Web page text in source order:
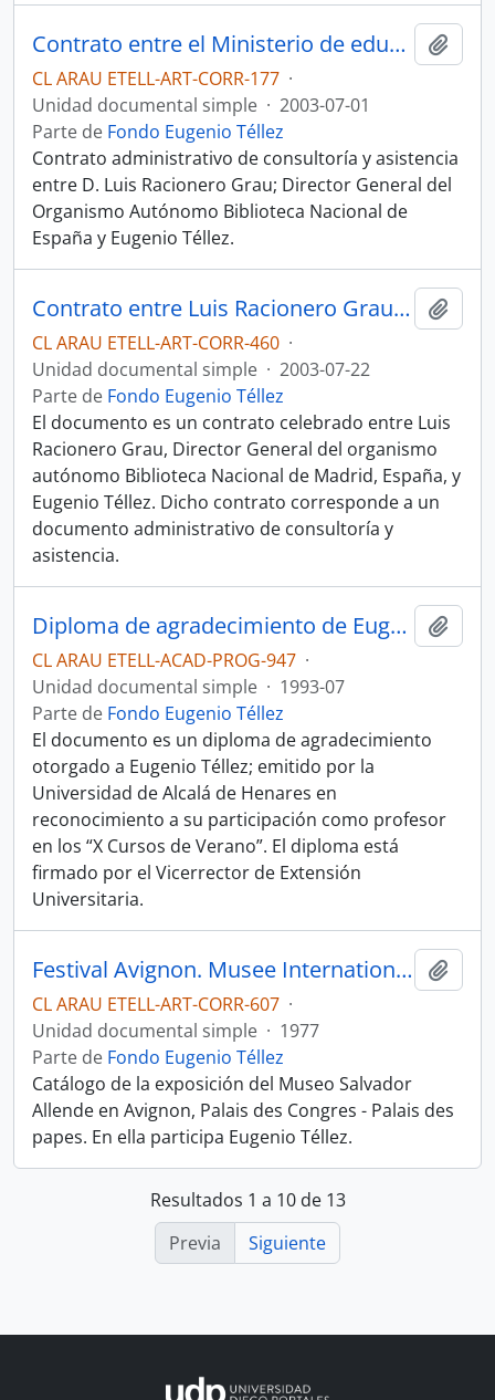
Contrato entre el Ministerio de educación, cultura y deporte, y Téllez.
CL ARAU ETELL-ART-CORR-177 ·
Unidad documental simple · 2003-07-01
Parte de Fondo Eugenio Téllez
Contrato administrativo de consultoría y asistencia
entre D. Luis Racionero Grau; Director General del
Organismo Autónomo Biblioteca Nacional de
España y Eugenio Téllez.
Contrato entre Luis Racionero Grau y Eugenio Téllez.
CL ARAU ETELL-ART-CORR-460 ·
Unidad documental simple · 2003-07-22
Parte de Fondo Eugenio Téllez
El documento es un contrato celebrado entre Luis
Racionero Grau, Director General del organismo
autónomo Biblioteca Nacional de Madrid, España, y
Eugenio Téllez. Dicho contrato corresponde a un
documento administrativo de consultoría y
asistencia.
Diploma de agradecimiento de Eugenio Téllez.
CL ARAU ETELL-ACAD-PROG-947 ·
Unidad documental simple · 1993-07
Parte de Fondo Eugenio Téllez
El documento es un diploma de agradecimiento
otorgado a Eugenio Téllez; emitido por la
Universidad de Alcalá de Henares en
reconocimiento a su participación como profesor
en los “X Cursos de Verano”. El diploma está
firmado por el Vicerrector de Extensión
Universitaria.
Festival Avignon. Musee International de la resistance
CL ARAU ETELL-ART-CORR-607 ·
Unidad documental simple · 1977
Parte de Fondo Eugenio Téllez
Catálogo de la exposición del Museo Salvador
Allende en Avignon, Palais des Congres - Palais des
papes. En ella participa Eugenio Téllez.
Resultados 1 a 10 de 13
Previa
Siguiente